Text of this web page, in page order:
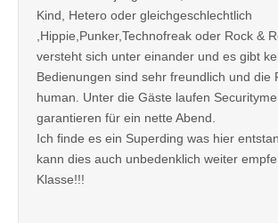
Kind, Hetero oder gleichgeschlechtlich
,Hippie,Punker,Technofreak oder Rock &
versteht sich unter einander und es gibt
Bedienungen sind sehr freundlich und die
human. Unter die Gäste laufen
garantieren für ein nette Abend.
Ich finde es ein Superding was hier
kann dies auch unbedenklich weiter
Klasse!!!